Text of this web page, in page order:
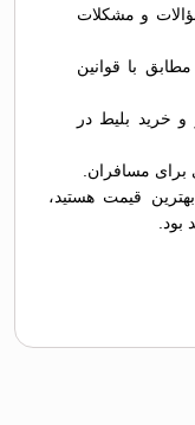
سؤالات و مشکلات
با قوانین
خرید بلیط در
برای مسافران.
قیمت هستید،
بود.